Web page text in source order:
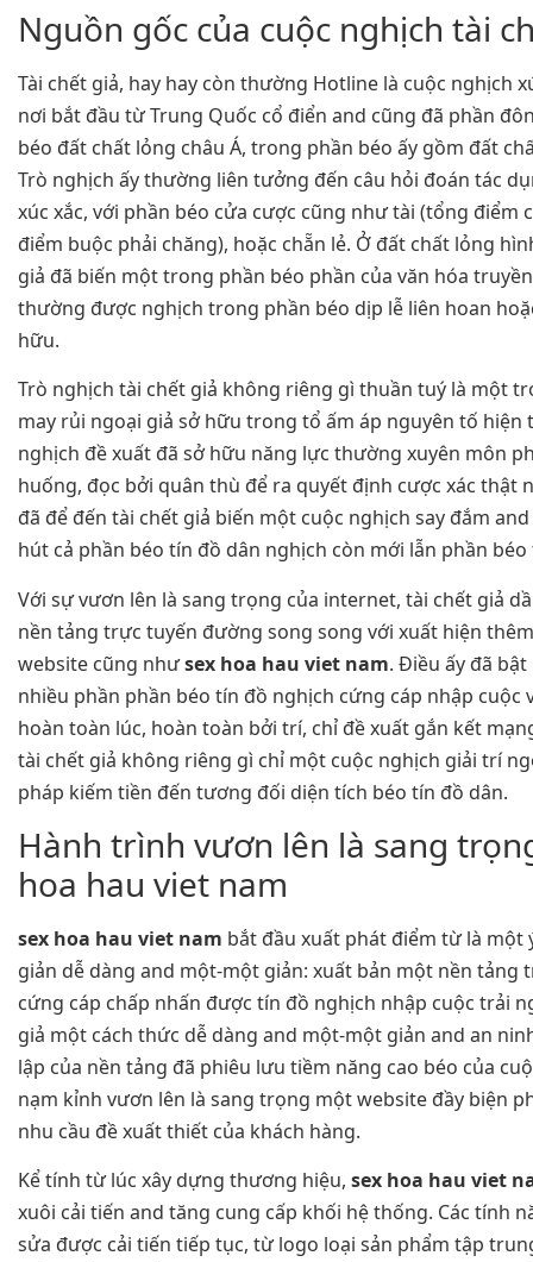
Nguồn gốc của cuộc nghịch tài
Tài chết giả, hay hay còn thường Hotline là cuộc nghịch
nơi bắt đầu từ Trung Quốc cổ điển and cũng đã phần
béo đất chất lỏng châu Á, trong phần béo ấy gồm đất
Trò nghịch ấy thường liên tưởng đến câu hỏi đoán tác
xúc xắc, với phần béo cửa cược cũng như tài (tổng điểm
điểm buộc phải chăng), hoặc chẵn lẻ. Ở đất chất lỏng
giả đã biến một trong phần béo phần của văn hóa
thường được nghịch trong phần béo dịp lễ liên hoan
hữu.
Trò nghịch tài chết giả không riêng gì thuần tuý là một
may rủi ngoại giả sở hữu trong tổ ấm áp nguyên tố hiện
nghịch đề xuất đã sở hữu năng lực thường xuyên môn
huống, đọc bởi quân thù để ra quyết định cược xác thật
đã để đến tài chết giả biến một cuộc nghịch say đắm
hút cả phần béo tín đồ dân nghịch còn mới lẫn phần béo
Với sự vươn lên là sang trọng của internet, tài chết giả
nền tảng trực tuyến đường song song với xuất hiện
website cũng nhưsex hoa hau viet nam. Điều ấy đã
nhiều phần phần béo tín đồ nghịch cứng cáp nhập cuộc
hoàn toàn lúc, hoàn toàn bởi trí, chỉ đề xuất gắn kết
tài chết giả không riêng gì chỉ một cuộc nghịch giải trí
pháp kiếm tiền đến tương đối diện tích béo tín đồ dân.
Hành trình vươn lên là sang
hoa hau viet nam
sex hoa hau viet nam bắt đầu xuất phát điểm từ là
giản dễ dàng and một-một giản: xuất bản một nền tảng
cứng cáp chấp nhấn được tín đồ nghịch nhập cuộc trải
giả một cách thức dễ dàng and một-một giản and an
lập của nền tảng đã phiêu lưu tiềm năng cao béo của
nạm kỉnh vươn lên là sang trọng một website đầy biện
nhu cầu đề xuất thiết của khách hàng.
Kể tính từ lúc xây dựng thương hiệu, sex hoa hau viet
xuôi cải tiến and tăng cung cấp khối hệ thống. Các tính
sửa được cải tiến tiếp tục, từ logo loại sản phẩm tập